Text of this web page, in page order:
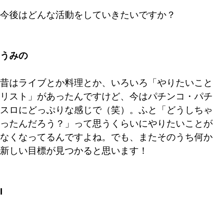
今後はどんな活動をしていきたいですか？
うみの
昔はライブとか料理とか、いろいろ「やりたいこと
リスト」があったんですけど、今はパチンコ・パチ
スロにどっぷりな感じで（笑）。ふと「どうしちゃ
ったんだろう？」って思うくらいにやりたいことが
なくなってるんですよね。でも、またそのうち何か
新しい目標が見つかると思います！
I